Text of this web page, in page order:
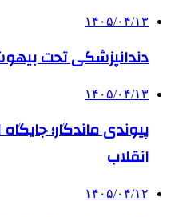
۱۴۰۵/۰۴/۱۳
دندانپزشکی تحت
۱۴۰۵/۰۴/۱۳
پیوندی ماندگار؛
انقلاب
۱۴۰۵/۰۴/۱۲